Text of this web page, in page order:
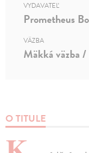
O TITULE
VYDAVATEĽ
Prometheus
VÄZBA
Mäkká väzba